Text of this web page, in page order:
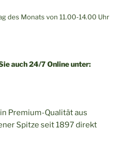
des Monats von 11.00-14.00 Uhr
auch 24/7 Online unter:
Premium-Qualität aus
Spitze seit 1897 direkt